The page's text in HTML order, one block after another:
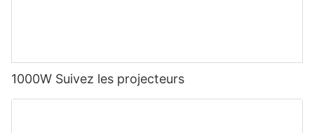
1000W Suivez les projecteurs